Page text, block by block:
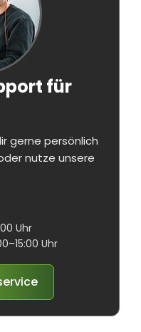
für
gerne persönlich
nutze unsere
Uhr
Uhr